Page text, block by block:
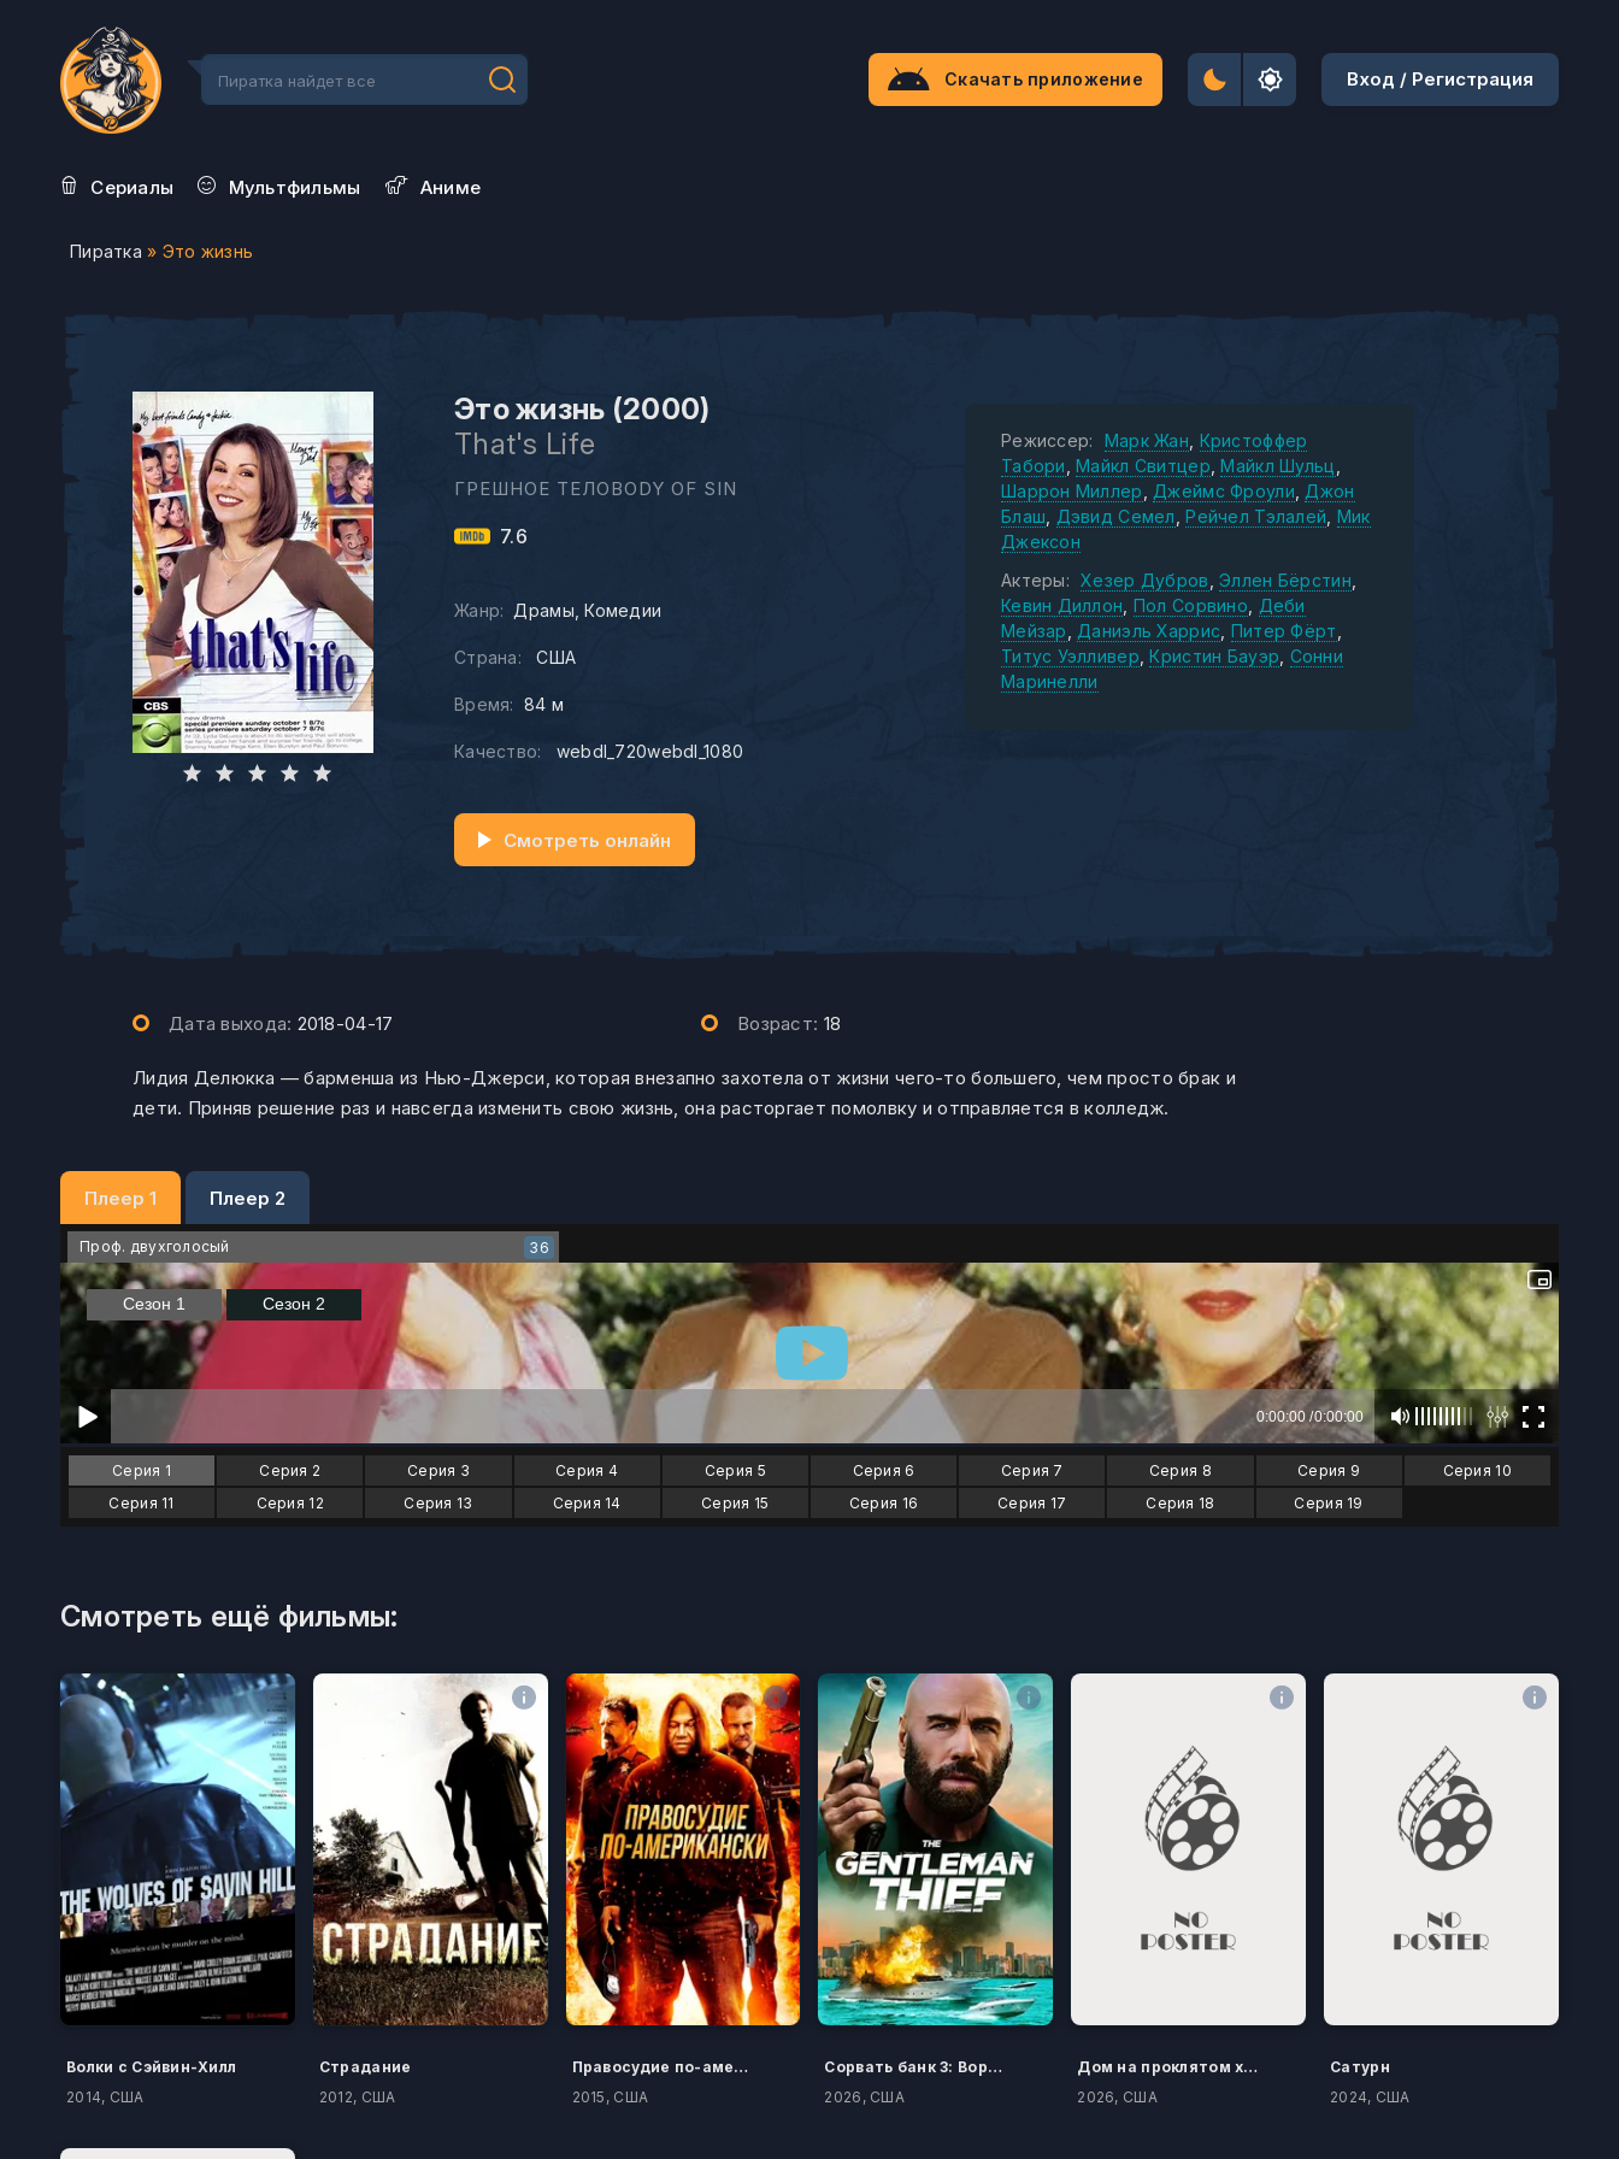
Скачать приложение Вход / Регистрация
Сериалы Мультфильмы Aниме
Пиратка » Это жизнь
Это жизнь (2000)
That's Life
ГРЕШНОЕ ТЕЛОBODY OF SIN
7.6
Жанр: Драмы Комедии
Страна: США
Время: 84 м
Качество: webdl_720webdl_1080
Смотреть онлайн
Режиссер: Марк Жан Кристоффер
Табори
Майкл Свитцер Майкл Шульц
Шаррон Миллер
Джеймс Фроули Джон
Блаш
Дэвид Семел Рейчел Тэлалей Мик
Джексон
Актеры:
Хезер Дубров Эллен Бёрстин
Кевин Диллон Пол Сорвино
Деби
Мейзар
Даниэль Харрис Питер Фёрт
Титус Уэлливер Кристин Бауэр Сонни
Маринелли
Дата выхода: 2018-04-17 Возраст: 18
Лидия Делюкка — барменша из Нью-Джерси, которая внезапно захотела от жизни чего-то большего, чем просто брак и
дети. Приняв решение раз и навсегда изменить свою жизнь, она расторгает помолвку и отправляется в колледж.
Плеер 1 Плеер 2
Проф. двухголосый 36
Серия 1 Серия 2 Серия 3 Серия 4 Серия 5 Серия 6 Серия 7 Серия 8 Серия 9
Серия 10
Серия 11
Серия 12 Серия 13 Серия 14 Серия 15 Серия 16 Серия 17 Серия 18 Серия 19
Смотреть ещё фильмы:
Волки с Сэйвин-Хилл
2014, США
Страдание
2012, США
Правосудие по-американски
2015, США
Сорвать банк 3: Вор-джентльмен
2026, США
Дом на проклятом холме
2026, США
Сатурн
2024, США